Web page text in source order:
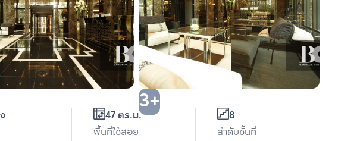
3+
47 ตร.ม.
พื้นที่ใช้สอย
8
ลำดับชั้นที่